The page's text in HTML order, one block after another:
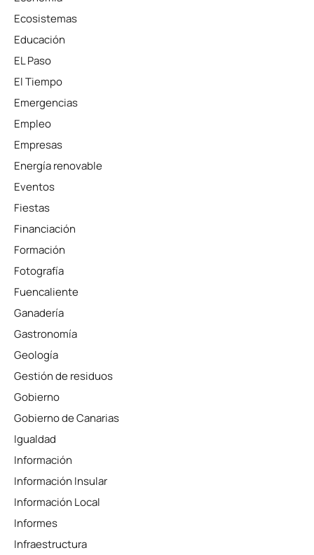
Ecosistemas
Educación
EL Paso
El Tiempo
Emergencias
Empleo
Empresas
Energía renovable
Eventos
Fiestas
Financiación
Formación
Fotografía
Fuencaliente
Ganadería
Gastronomía
Geología
Gestión de residuos
Gobierno
Gobierno de Canarias
Igualdad
Información
Información Insular
Información Local
Informes
Infraestructura